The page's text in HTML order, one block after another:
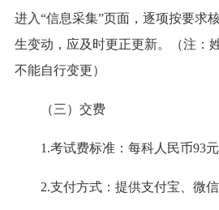
进入“信息采集”页面，逐项按要求
生变动，应及时更正更新。（注：
不能自行变更）
（三）交费
1.考试费标准：每科人民币93元
2.支付方式：提供支付宝、微